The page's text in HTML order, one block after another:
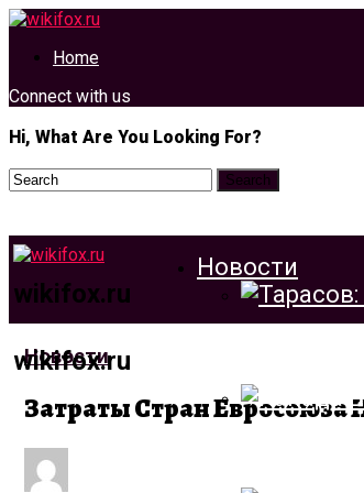
Home
Connect with us
Hi, What Are You Looking For?
wikifox.ru
wikifox.ru
Новости
Новости
Затраты Стран Евросоюза